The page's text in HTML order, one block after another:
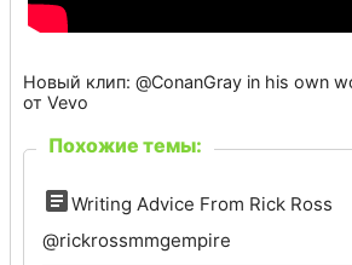
Новый клип: @ConanGray in his own
от Vevo
Похожие темы:
Writing Advice From Rick Ross
@rickrossmmgempire